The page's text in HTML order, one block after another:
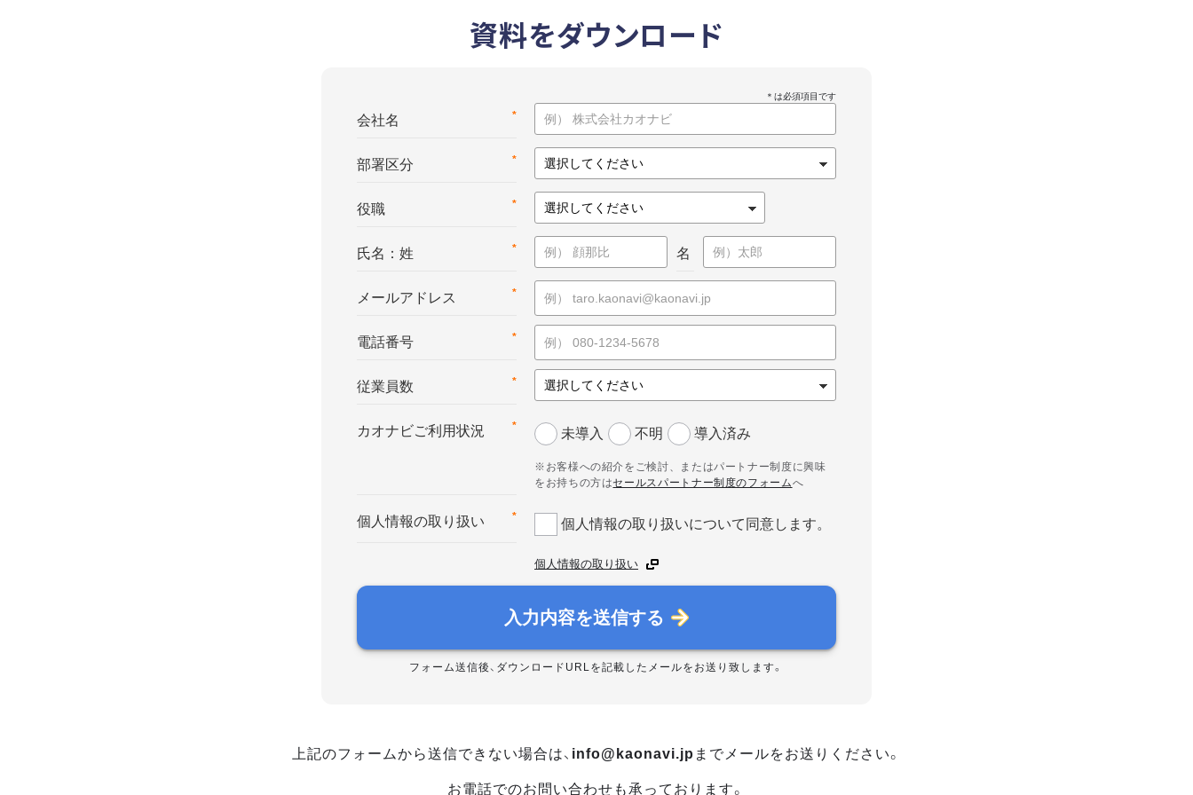
資料をダウンロード
*
会社名
*
部署区分
*
役職
*
氏名：姓 名
*
メールアドレス
*
電話番号
*
従業員数
*
カオナビご利用状況 未導入 不明 導入済み
※お客様への紹介をご検討、またはパートナー制度に興味
をお持ちの方はセールスパートナー制度のフォームへ
*
個人情報の取り扱い 個人情報の取り扱いについて同意します。
個人情報の取り扱い
入力内容を送信する
フォーム送信後、ダウンロードURLを記載したメールをお送り致します。
上記のフォームから送信できない場合は、 info@kaonavi.jp までメールをお送りください。
お電話でのお問い合わせも承っております。